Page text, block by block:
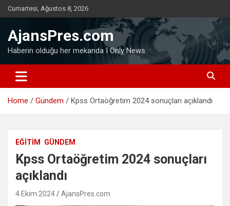
Skip
to
Cumartesi, Ağustos 8, 2026
AjansPres.com
Haberin olduğu her mekanda I Only News
Home Gündem Kpss Ortaöğretim 2024 sonuçları açıklandı
EĞITIM GÜNDEM
Kpss Ortaöğretim 2024 sonuçları
açıklandı
4 Ekim 2024 AjansPres.com